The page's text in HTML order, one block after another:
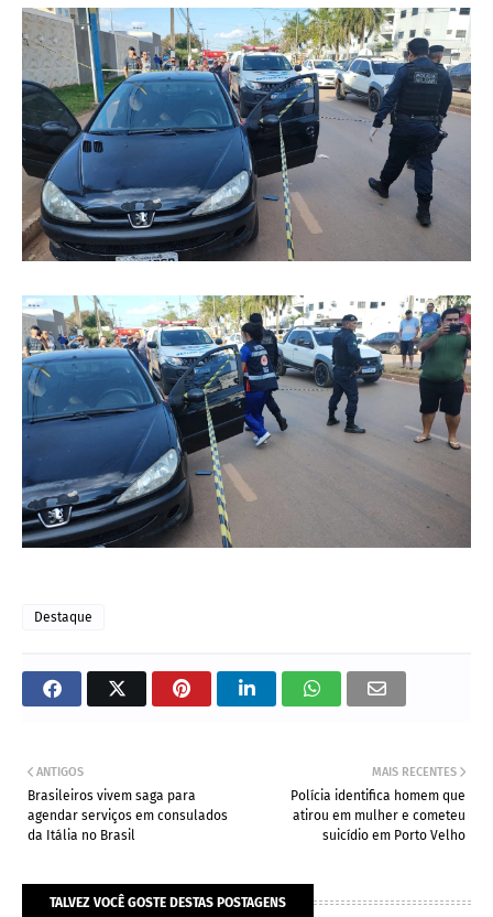
Destaque
MAIS RECENTES
Polícia identifica homem que
atirou em mulher e cometeu
suicídio em Porto Velho
ANTIGOS
Brasileiros vivem saga para
agendar serviços em consulados
da Itália no Brasil
TALVEZ VOCÊ GOSTE DESTAS POSTAGENS